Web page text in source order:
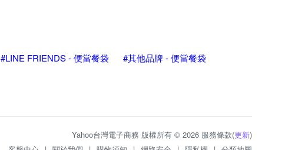
#LINE FRIENDS - 便當餐袋 #其他品牌 - 便當餐袋
Yahoo台灣電子商務 版權所有 © 2026 服務條款(更新)